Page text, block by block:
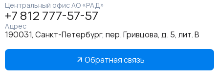
Центральный офис АО «РАД»
+7 812 777-57-57
Адрес
190031, Санкт-Петербург, пер. Гривцова, д. 5, лит. В
Обратная связь